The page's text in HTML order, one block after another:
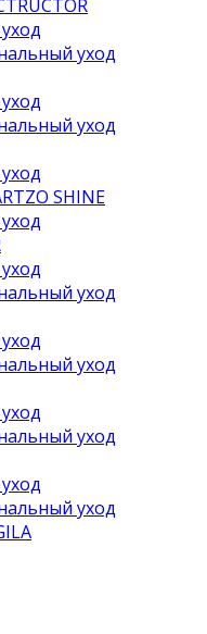
уход
уход
SHINE
уход
уход
уход
уход